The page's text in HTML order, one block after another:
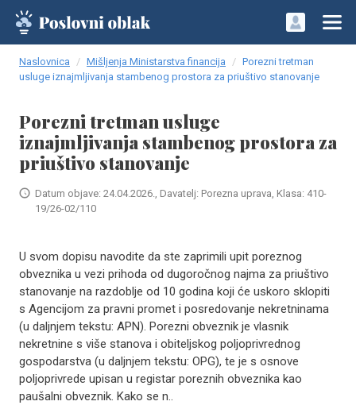
Naslovnica Mišljenja Ministarstva financija
Porezni tretman
usluge iznajmljivanja stambenog prostora za priuštivo stanovanje
Porezni tretman usluge
iznajmljivanja stambenog prostora za
priuštivo stanovanje
Datum objave: 24.04.2026., Davatelj: Porezna uprava, Klasa: 410-
19/26-02/110
U svom dopisu navodite da ste zaprimili upit poreznog
obveznika u vezi prihoda od dugoročnog najma za priuštivo
stanovanje na razdoblje od 10 godina koji će uskoro sklopiti
s Agencijom za pravni promet i posredovanje nekretninama
(u daljnjem tekstu: APN). Porezni obveznik je vlasnik
nekretnine s više stanova i obiteljskog poljoprivrednog
gospodarstva (u daljnjem tekstu: OPG), te je s osnove
poljoprivrede upisan u registar poreznih obveznika kao
paušalni obveznik. Kako se n..